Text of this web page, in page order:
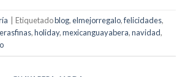
Etiquetadoblog,elmejorregalo,felicidades,
,holiday,mexicanguayabera,navidad,